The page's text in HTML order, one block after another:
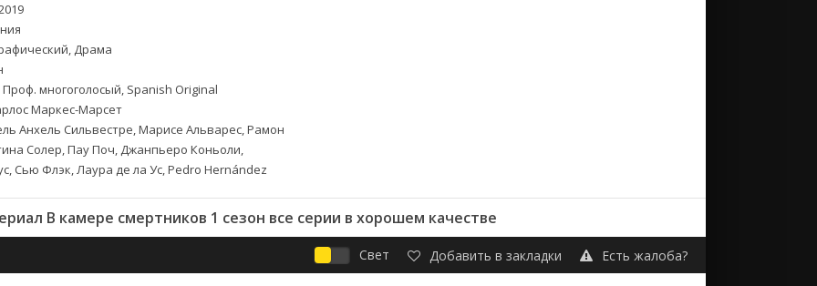
Драма
Проф. многоголосый, Spanish Original
Маркес-Марсет
Анхель Сильвестре, Марисе Альварес, Рамон
Солер, Пау Поч, Джанпьеро Коньоли,
Сью Флэк, Лаура де ла Ус, Pedro Hernández
В камере смертников 1 сезон все серии в хорошем качестве
Свет Добавить в закладки Есть жалоба?